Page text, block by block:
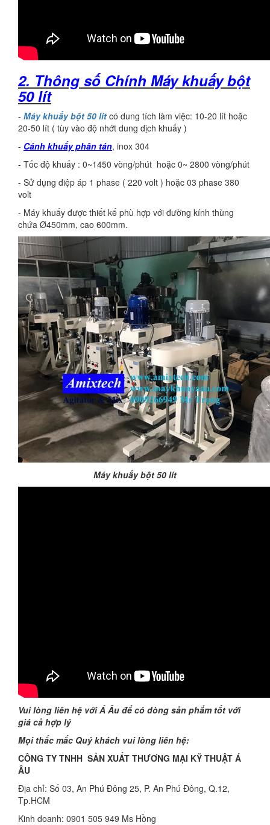
2. Thông số Chính Máy khuấy bột
50 lít
- Máy khuấy bột 50 lít có dung tích làm việc: 10-20 lít hoặc
20-50 lít ( tùy vào độ nhớt dung dịch khuấy )
- Cánh khuấy phân tán, inox 304
- Tốc độ khuấy : 0~1450 vòng/phút hoặc 0~ 2800 vòng/phút
- Sử dụng điệp áp 1 phase ( 220 volt ) hoặc 03 phase 380
volt
- Máy khuấy được thiết kế phù hợp với đường kính thùng
chứa Ø450mm, cao 600mm.
Máy khuấy bột 50 lít
Vui lòng liên hệ với Á Âu để có dòng sản phẩm tốt với
giá cả hợp lý
Mọi thắc mắc Quý khách vui lòng liên hệ:
CÔNG TY TNHH SẢN XUẤT THƯƠNG MẠI KỸ THUẬT Á
ÂU
Địa chỉ: Số 03, An Phú Đông 25, P. An Phú Đông, Q.12,
Tp.HCM
Kinh doanh: 0901 505 949 Ms Hồng